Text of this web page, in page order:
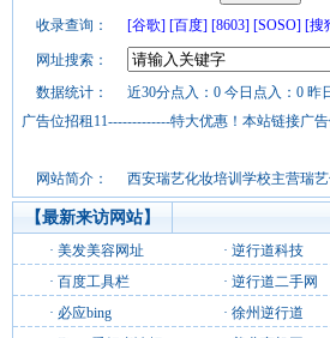
收录查询： [谷歌] [百度] [8603] [SOSO] [搜
网址搜索：
数据统计：
近30分点入：0 今日点入：0 昨
广告位招租11-------------特大优惠！本站链接广
网站简介：
西安瑞艺化妆培训学校主营瑞
【最新来访网站】
· 美发美容网址 · 逆行道科技
· 百度工具栏 · 逆行道二手网
· 必应bing · 徐州逆行道